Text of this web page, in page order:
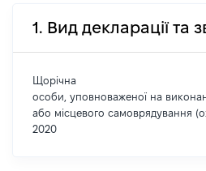
1. Вид декларації та
Щорічна
особи, уповноваженої на
або місцевого самоврядування
2020